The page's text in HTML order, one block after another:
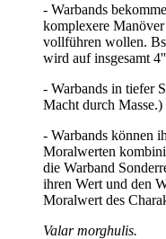
- Warbands
komplexere Manöver
vollführen wollen.
wird auf insgesamt
- Warbands in tiefer
Macht durch Masse.)
- Warbands können
Moralwerten
die Warband
ihren Wert und den
Moralwert des
Valar morghulis.